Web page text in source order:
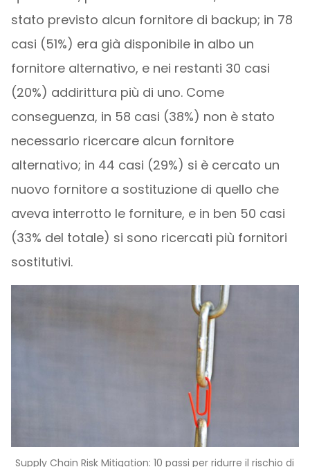
stato previsto alcun fornitore di backup; in 78
casi (51%) era già disponibile in albo un
fornitore alternativo, e nei restanti 30 casi
(20%) addirittura più di uno. Come
conseguenza, in 58 casi (38%) non è stato
necessario ricercare alcun fornitore
alternativo; in 44 casi (29%) si è cercato un
nuovo fornitore a sostituzione di quello che
aveva interrotto le forniture, e in ben 50 casi
(33% del totale) si sono ricercati più fornitori
sostitutivi.
Supply Chain Risk Mitigation: 10 passi per ridurre il rischio di